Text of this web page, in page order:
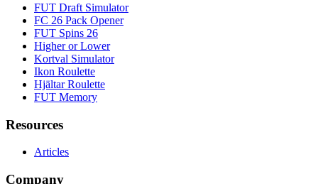
FUT Draft Simulator
FC 26 Pack Opener
FUT Spins 26
Higher or Lower
Kortval Simulator
Ikon Roulette
Hjältar Roulette
FUT Memory
Resources
Articles
Company